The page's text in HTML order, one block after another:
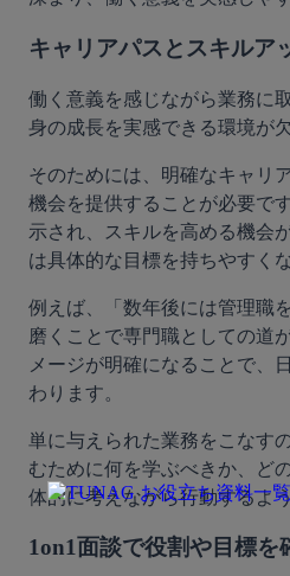
キャリアパスとスキルア
働く意義を感じながら業務に
身の成長を実感できる環境が
そのためには、明確なキャリ
機会を提供することが必要で
示され、スキルを高める機会
は具体的な目標を持ちやすく
例えば、「数年後には管理職
磨くことで専門職としての道
メージが明確になることで、
わります。
単に与えられた業務をこなす
むために何を学ぶべきか、ど
体的に考えながら行動するよ
1on1面談で役割や目標を